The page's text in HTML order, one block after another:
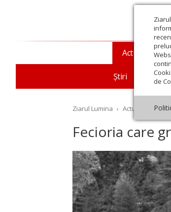
de
Actualitate
Știri
Ziarul Lumina › Actualitate
Fecioria care
Octombrie Noiembrie